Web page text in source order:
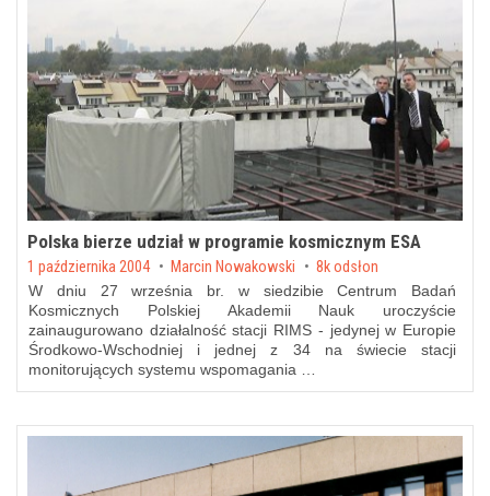
Polska bierze udział w programie kosmicznym ESA
Posted on
1 października 2004 byMarcin Nowakowski 8k odsłon
W dniu 27 września br. w siedzibie Centrum Badań
Kosmicznych Polskiej Akademii Nauk uroczyście
zainaugurowano działalność stacji RIMS - jedynej w Europie
Środkowo-Wschodniej i jednej z 34 na świecie stacji
monitorujących systemu wspomagania …